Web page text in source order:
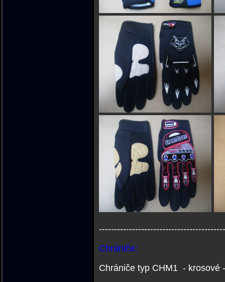
Chrániče:
Chrániče typ CHM1 - krosové